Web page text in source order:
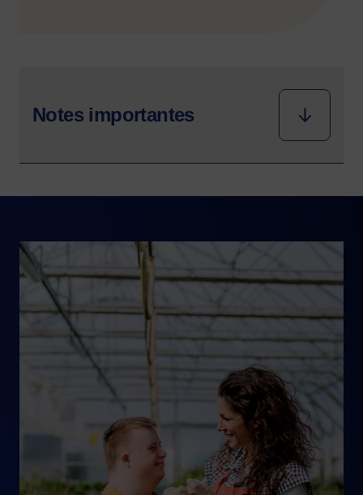
Notes importantes
titre de mandataires du
traitement des demandes d’aide
financière (admissibilité, analyse et
décision) relève de nos équipes.
Veuillez noter qu’afin d’assurer la
disponibilité des montants prévus à
l’enveloppe budgétaire, le ministère
de l’Économie, de l’Innovation et de
l’Énergie (MEIE) et notre
organisation se réservent le droit de
suspendre sans préavis le dépôt et
Image